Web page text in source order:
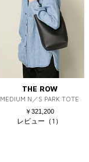
THE ROW
MEDIUM N／S PARK TOTE
￥321,200
レビュー（1）